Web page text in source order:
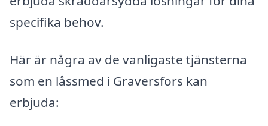
specifika behov.
Här är några av de vanligaste tjänsterna
som en låssmed i Graversfors kan
erbjuda: